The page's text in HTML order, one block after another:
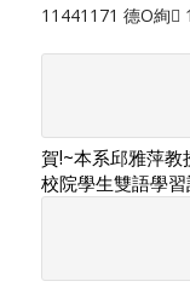
11441171 德O絢
賀!~本系邱雅萍
校院學生雙語學